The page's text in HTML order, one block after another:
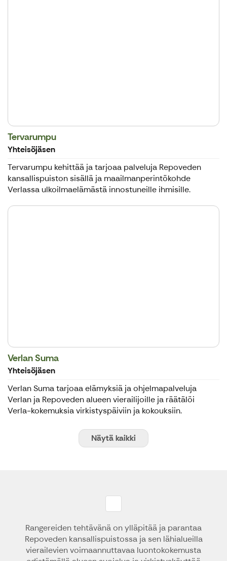
Tervarumpu
Yhteisöjäsen
Tervarumpu kehittää ja tarjoaa palveluja Repoveden
kansallispuiston sisällä ja maailmanperintökohde
Verlassa ulkoilmaelämästä innostuneille ihmisille.
Verlan Suma
Yhteisöjäsen
Verlan Suma tarjoaa elämyksiä ja ohjelmapalveluja
Verlan ja Repoveden alueen vierailijoille ja räätälöi
Verla-kokemuksia virkistyspäiviin ja kokouksiin.
Näytä kaikki
Rangereiden tehtävänä on ylläpitää ja parantaa
Repoveden kansallispuistossa ja sen lähialueilla
vierailevien voimaannuttavaa luontokokemusta